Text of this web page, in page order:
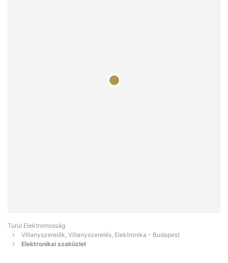
Turul Elektromosság
Villanyszerelők, Villanyszerelés, Elektronika - Budapest
Elektronikai szaküzlet